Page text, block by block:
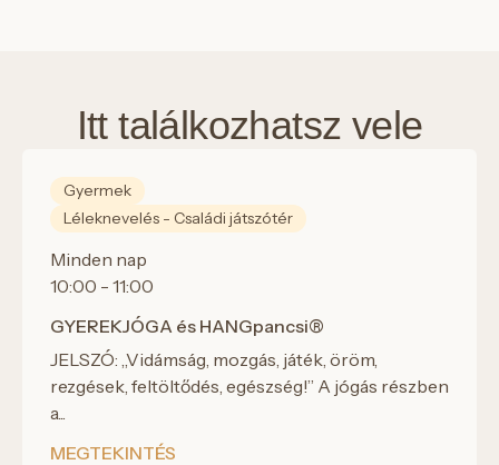
Itt találkozhatsz vele
Gyermek
Léleknevelés - Családi játszótér
Minden nap
10:00 - 11:00
GYEREKJÓGA és HANGpancsi®
JELSZÓ: „Vidámság, mozgás, játék, öröm,
rezgések, feltöltődés, egészség!” A jógás részben
a...
MEGTEKINTÉS